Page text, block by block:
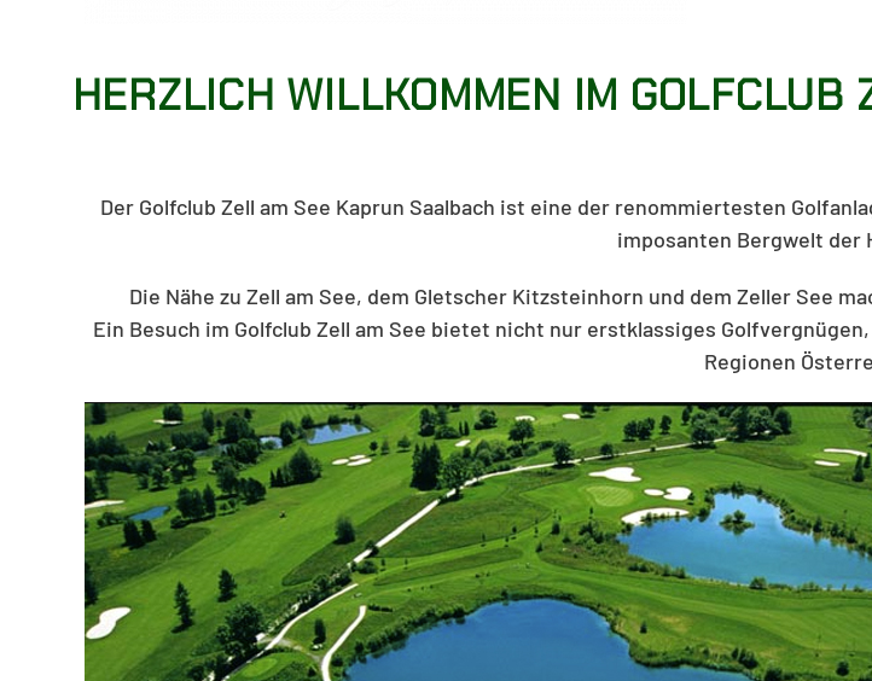
HERZLICH WILLKOMMEN IM
Der Golfclub Zell am See Kaprun Saalbach ist eine der renommiertesten
imposanten Bergwelt der
Die Nähe zu Zell am See, dem Gletscher Kitzsteinhorn und dem Zeller See
Ein Besuch im Golfclub Zell am See bietet nicht nur erstklassiges
Regionen